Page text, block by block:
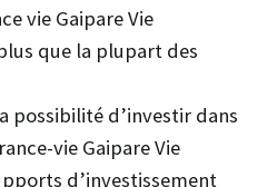
vie Gaipare Vie
que la plupart des
possibilité d’investir dans
vie Gaipare Vie
d’investissement